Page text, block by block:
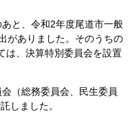
と、令和2年度尾道市一般
がありました。そのうちの
は、決算特別委員会を設置
（総務委員会、民生委員
しました。